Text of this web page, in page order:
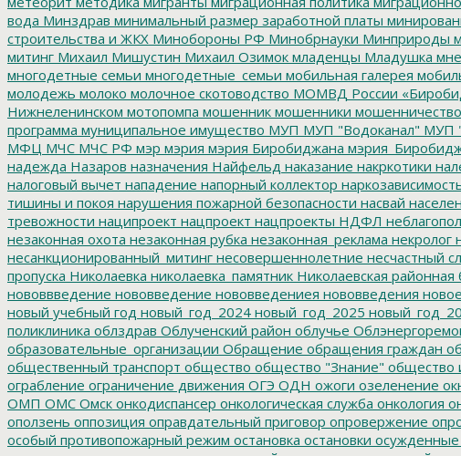
вода Минздрав минимальный размер заработной платы
строительства и ЖКХ Минобороны РФ Минобрнауки Минприроды
митинг Михаил Мишустин Михаил Озимок младенцы Младушка
многодетные семьи многодетные_семьи мобильная галерея
молодежь молоко молочное скотоводство МОМВД России
Нижнеленинском мотопомпа мошенник мошенники мошенничество
программа муниципальное имущество МУП МУП "Водоканал" МУП
МФЦ МЧС МЧС РФ мэр мэрия мэрия Биробиджана
надежда Назаров назначения Найфельд наказание накркотики
налоговый вычет нападение напорный коллектор
тишины и покоя нарушения пожарной безопасности насвай
тревожности наципроект нацпроект нацпроекты НДФЛ
незаконная охота незаконная рубка незаконная_реклама некролог
несанкционированный_митинг несовершеннолетние несчастный
пропуска Николаевка николаевка_памятник Николаевская районная
нововвведение нововведение нововведениея нововведения
новый учебный год новый_год_2024 новый_год_2025
поликлиника облздрав Облученский район облучье
образовательные_организации Обращение обращения граждан
общественный транспорт общество общество "Знание" общество
ограбление ограничение движения ОГЭ ОДН ожоги озеленение
ОМП ОМС Омск онкодиспансер онкологическая служба онкология
оползень оппозиция оправдательный приговор опровержение
особый противопожарный режим остановка остановки осужденные